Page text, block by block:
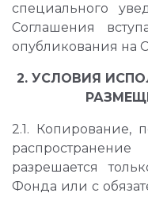
специального
Соглашения
опубликования на
2. УСЛОВИЯ
2.1. Копирование,
разрешается
Фонда или с